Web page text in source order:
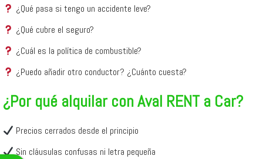
¿Qué pasa si tengo un accidente leve?
¿Qué cubre el seguro?
¿Cuál es la política de combustible?
¿Puedo añadir otro conductor? ¿Cuánto cuesta?
¿Por qué alquilar con Aval RENT a Car?
Precios cerrados desde el principio
Sin cláusulas confusas ni letra pequeña